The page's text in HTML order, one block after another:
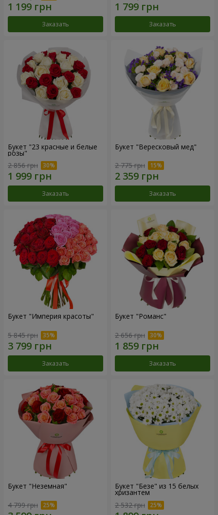
Заказать Заказать
Букет "23 красные и белые
розы"
2 856 грн
Заказать
Букет "Вересковый мед"
2 775 грн
Заказать
Букет "Империя красоты"
5 845 грн
Заказать
Букет "Романс"
2 656 грн
Заказать
Букет "Неземная"
4 799 грн
Букет "Безе" из 15 белых
хризантем
2 532 грн